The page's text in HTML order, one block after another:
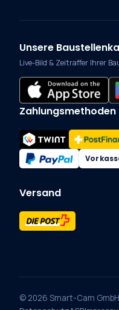
Unsere
Live-Bild & Zeitraffer Ihrer
Zahlungsmethoden
Versand
© 2026 Smart-Cam